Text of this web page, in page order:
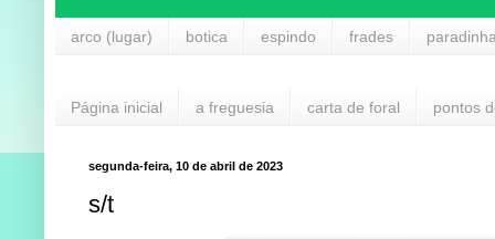
arco (lugar) botica espindo frades
Página inicial a freguesia carta de foral pontos
segunda-feira, 10 de abril de 2023
s/t